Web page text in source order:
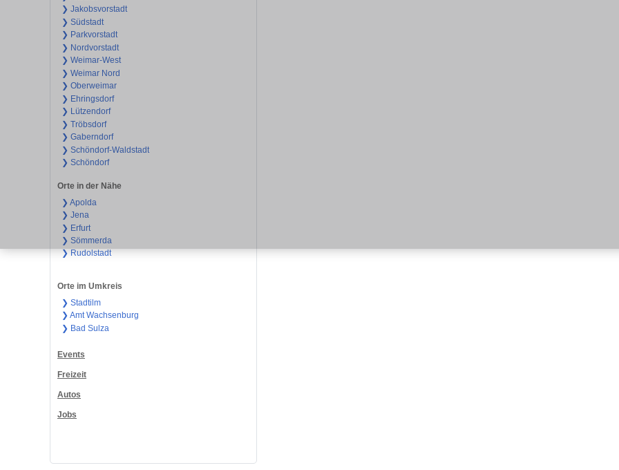
❯ Jakobsvorstadt
❯ Südstadt
❯ Parkvorstadt
❯ Nordvorstadt
❯ Weimar-West
❯ Weimar Nord
❯ Oberweimar
❯ Ehringsdorf
❯ Lützendorf
❯ Tröbsdorf
❯ Gaberndorf
❯ Schöndorf-Waldstadt
❯ Schöndorf
Orte in der Nähe
❯ Apolda
❯ Jena
❯ Erfurt
❯ Sömmerda
❯ Rudolstadt
Orte im Umkreis
❯ Stadtilm
❯ Amt Wachsenburg
❯ Bad Sulza
Events
Freizeit
Autos
Jobs